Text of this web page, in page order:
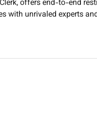
or engineering.
offers end-to-end
with unrivaled experts